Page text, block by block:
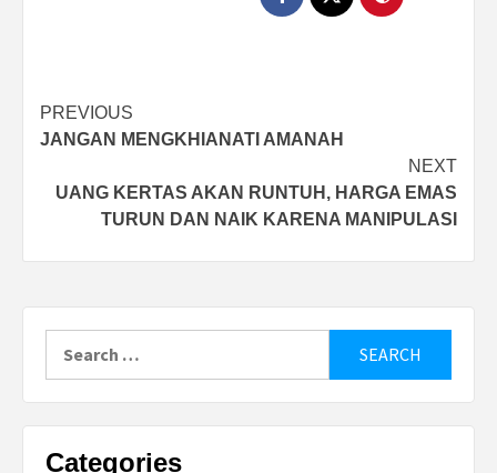
Post
navigation
PREVIOUS
JANGAN MENGKHIANATI AMANAH
NEXT
UANG KERTAS AKAN RUNTUH, HARGA EMAS
TURUN DAN NAIK KARENA MANIPULASI
for:
Categories